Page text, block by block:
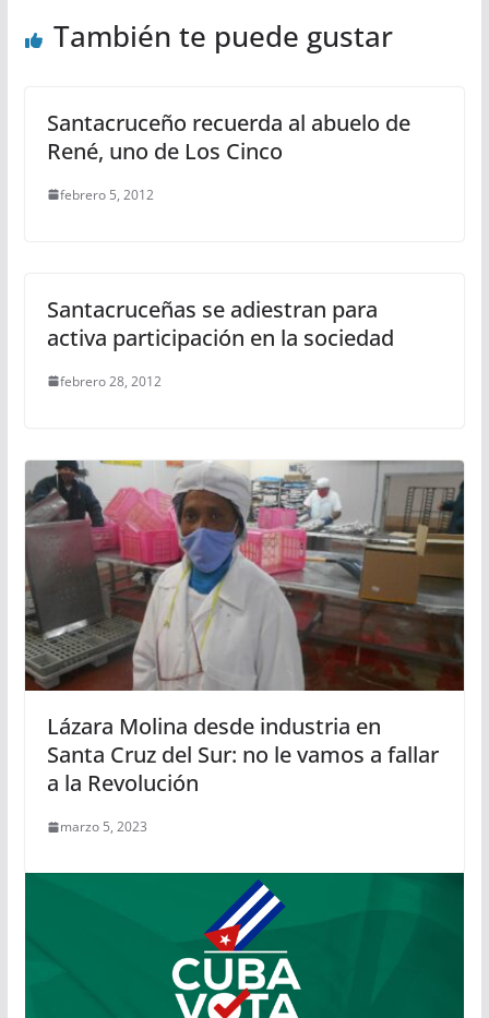
También te puede gustar
Santacruceño recuerda al abuelo de
René, uno de Los Cinco
febrero 5, 2012
Santacruceñas se adiestran para
activa participación en la sociedad
febrero 28, 2012
Lázara Molina desde industria en
Santa Cruz del Sur: no le vamos a fallar
a la Revolución
marzo 5, 2023